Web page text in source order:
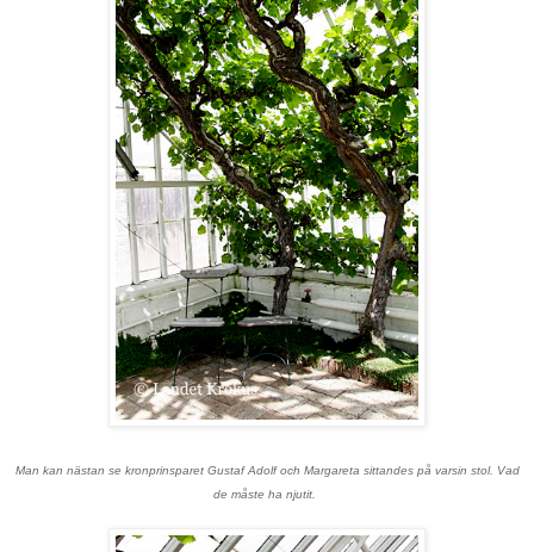
Man kan nästan se kronprinsparet Gustaf Adolf och Margareta sittandes på varsin stol. Vad
de måste ha njutit.